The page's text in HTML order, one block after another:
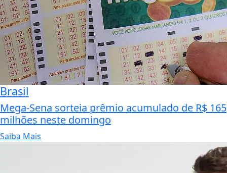
Brasil
Mega-Sena sorteia prêmio acumulado de R$ 165
milhões neste domingo
Saiba Mais